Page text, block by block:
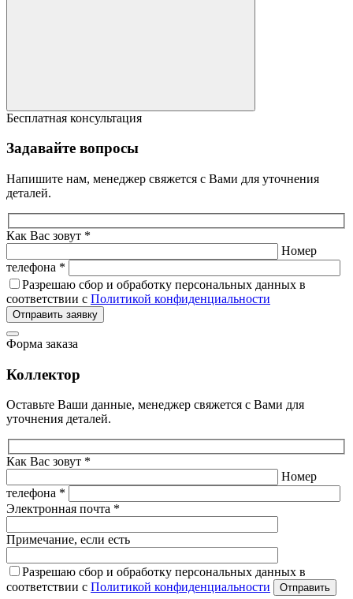
Бесплатная консультация
Задавайте вопросы
Напишите нам, менеджер свяжется с Вами для уточнения
деталей.
Как Вас зовут *
Номер
телефона *
Разрешаю сбор и обработку персональных данных в
соответствии с Политикой конфиденциальности
Отправить заявку
Форма заказа
Коллектор
Оставьте Ваши данные, менеджер свяжется с Вами для
уточнения деталей.
Как Вас зовут *
Номер
телефона *
Электронная почта *
Примечание, если есть
Разрешаю сбор и обработку персональных данных в
соответствии с Политикой конфиденциальности Отправить